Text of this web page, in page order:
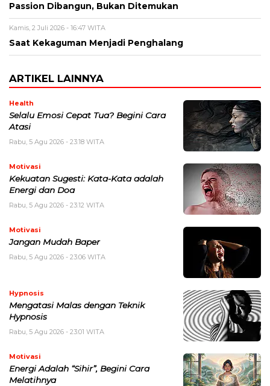
Passion Dibangun, Bukan Ditemukan
Kamis, 2 Juli 2026 - 16:47 WITA
Saat Kekaguman Menjadi Penghalang
ARTIKEL LAINNYA
Health
Selalu Emosi Cepat Tua? Begini Cara
Atasi
Rabu, 5 Agu 2026 - 23:18 WITA
Motivasi
Kekuatan Sugesti: Kata-Kata adalah
Energi dan Doa
Rabu, 5 Agu 2026 - 23:12 WITA
Motivasi
Jangan Mudah Baper
Rabu, 5 Agu 2026 - 23:06 WITA
Hypnosis
Mengatasi Malas dengan Teknik
Hypnosis
Rabu, 5 Agu 2026 - 23:01 WITA
Motivasi
Energi Adalah “Sihir”, Begini Cara
Melatihnya